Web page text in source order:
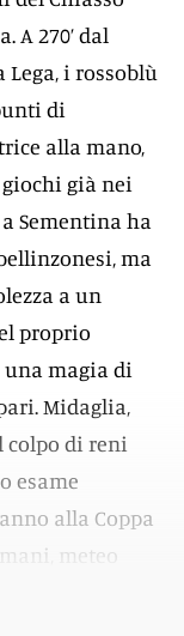
A 270’ dal
i rossoblù
di
alla mano,
già nei
Sementina ha
ma
a un
proprio
una magia di
Midaglia,
colpo di reni
esame
alla Coppa
meteo